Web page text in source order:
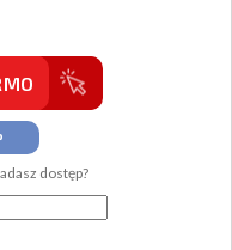
dostęp?